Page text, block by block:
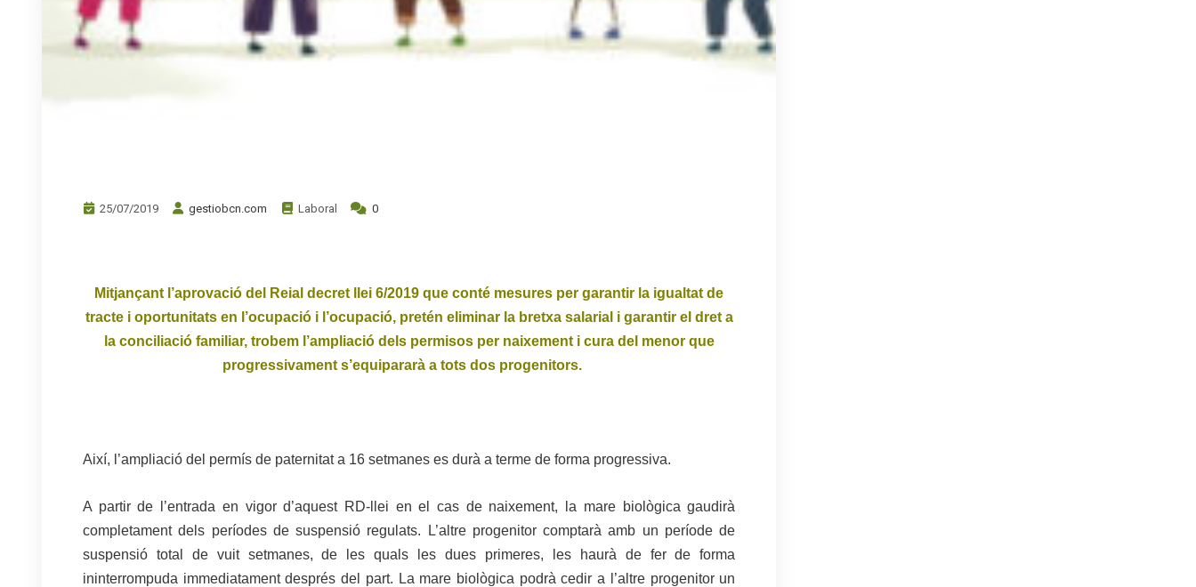
25/07/2019 gestiobcn.com Laboral 0
Mitjançant l’aprovació del Reial decret llei 6/2019 que conté mesures per garantir la igualtat de
tracte i oportunitats en l’ocupació i l’ocupació, pretén eliminar la bretxa salarial i garantir el dret a
la conciliació familiar, trobem l’ampliació dels permisos per naixement i cura del menor que
progressivament s’equipararà a tots dos progenitors.
Així, l’ampliació del permís de paternitat a 16 setmanes es durà a terme de forma progressiva.
A partir de l’entrada en vigor d’aquest RD-llei en el cas de naixement, la mare biològica gaudirà
completament dels períodes de suspensió regulats. L’altre progenitor comptarà amb un període de
suspensió total de vuit setmanes, de les quals les dues primeres, les haurà de fer de forma
ininterrompuda immediatament després del part. La mare biològica podrà cedir a l’altre progenitor un